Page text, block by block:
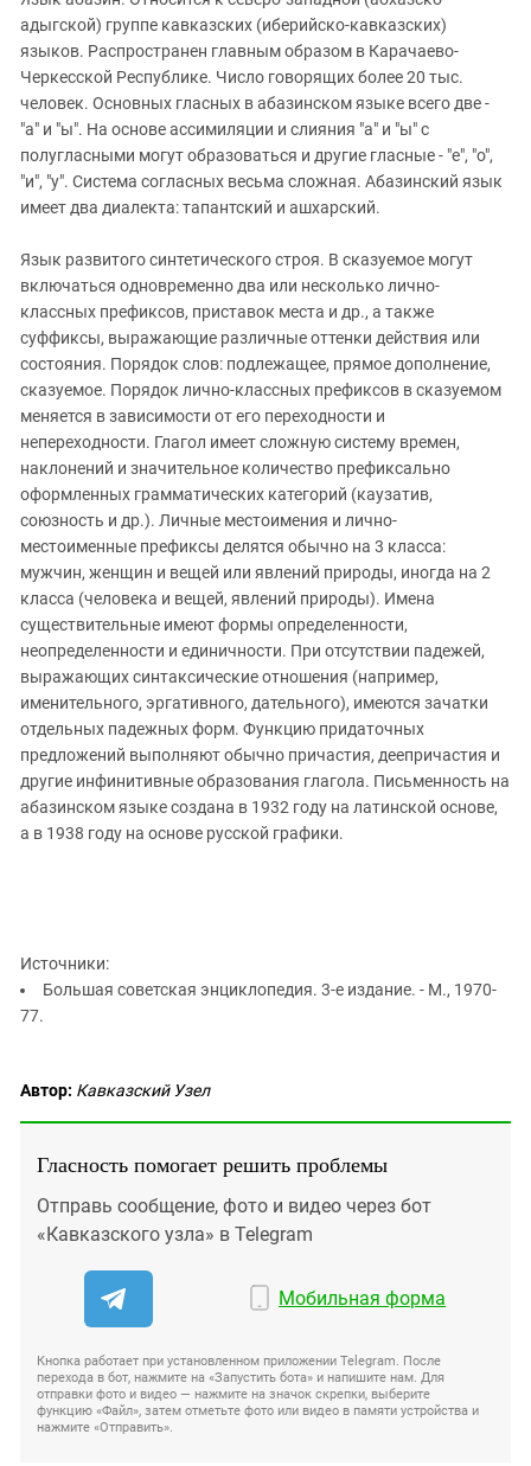
ЗАСТАВЛЯЕТ
КАВКАЗ ЗА ПАЛЕСТИНУ
ИНАКОМЫСЛИЕ В ЧЕЧНЕ
ПРЕСЛЕДОВАНИЕ АКТИВИСТОВ
МОБИЛИЗАЦИЯ И ПРОТЕСТЫ
Дагестан
Ингушетия
Кабардино-Балкария
Калмыкия
Карачаево-Черкесия
Краснодарский край
Ростовская область
Северная Осетия - Алания
СКФО
Ставропольский край
Чечня
Южная Осетия
Южный Кавказ
ЮФО
адыгской) группе кавказских (иберийско-кавказских)
языков. Распространен главным образом в Карачаево-
Черкесской Республике. Число говорящих более 20 тыс.
человек. Основных гласных в абазинском языке всего две -
"а" и "ы". На основе ассимиляции и слияния "а" и "ы" с
полугласными могут образоваться и другие гласные - "е", "о",
"и", "у". Система согласных весьма сложная. Абазинский язык
имеет два диалекта: тапантский и ашхарский.
Язык развитого синтетического строя. В сказуемое могут
включаться одновременно два или несколько лично-
классных префиксов, приставок места и др., а также
суффиксы, выражающие различные оттенки действия или
состояния. Порядок слов: подлежащее, прямое дополнение,
сказуемое. Порядок лично-классных префиксов в сказуемом
меняется в зависимости от его переходности и
непереходности. Глагол имеет сложную систему времен,
наклонений и значительное количество префиксально
оформленных грамматических категорий (каузатив,
союзность и др.). Личные местоимения и лично-
местоименные префиксы делятся обычно на 3 класса:
мужчин, женщин и вещей или явлений природы, иногда на 2
класса (человека и вещей, явлений природы). Имена
существительные имеют формы определенности,
неопределенности и единичности. При отсутствии падежей,
выражающих синтаксические отношения (например,
именительного, эргативного, дательного), имеются зачатки
отдельных падежных форм. Функцию придаточных
предложений выполняют обычно причастия, деепричастия и
другие инфинитивные образования глагола. Письменность на
абазинском языке создана в 1932 году на латинской основе,
а в 1938 году на основе русской графики.
Источники:
Большая советская энциклопедия. 3-е издание. - М., 1970-
77.
Автор: Кавказский Узел
Гласность помогает решить проблемы
Отправь сообщение, фото и видео через бот
«Кавказского узла» в Telegram
Мобильная форма
Кнопка работает при установленном приложении Telegram. После
перехода в бот, нажмите на «Запустить бота» и напишите нам. Для
отправки фото и видео — нажмите на значок скрепки, выберите
функцию «Файл», затем отметьте фото или видео в памяти устройства и
нажмите «Отправить».